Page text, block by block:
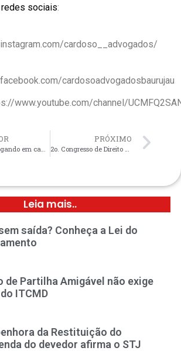
redes sociais:
cardoso__advogados/
cardosoadvogadosbaurujau
www.youtube.com/channel/
PRÓXIMO
Leia mais..
saída? Conheça a Lei do
de Partilha Amigável não exige
ITCMD
da Restituição do
do devedor afirma o STJ